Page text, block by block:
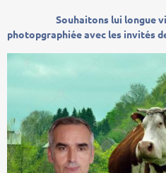
Souhaitons lui longue vie:
photopgraphiée avec les invités